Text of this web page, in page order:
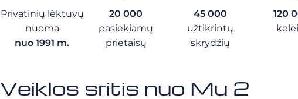
Privatinių lėktuvų
nuoma
nuo 1991 m.
20 000
pasiekiamų
prietaisų
45 000
užtikrintų
skrydžių
120
Veiklos sritis nuo Mu 2